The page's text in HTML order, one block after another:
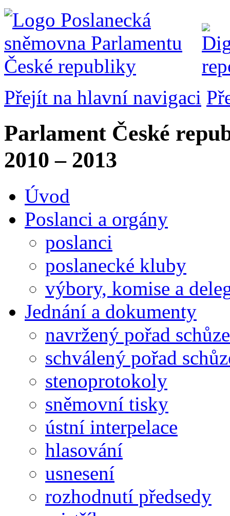
Přejít na hlavní navigaci
Parlament České
2010 – 2013
Úvod
Poslanci a orgány
poslanci
poslanecké kluby
výbory, komise a
Jednání a dokumenty
navržený pořad schůze
schválený pořad
stenoprotokoly
sněmovní tisky
ústní interpelace
hlasování
usnesení
rozhodnutí předsedy